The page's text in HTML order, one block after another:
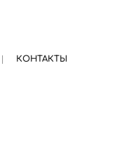
КОНТАКТЫ